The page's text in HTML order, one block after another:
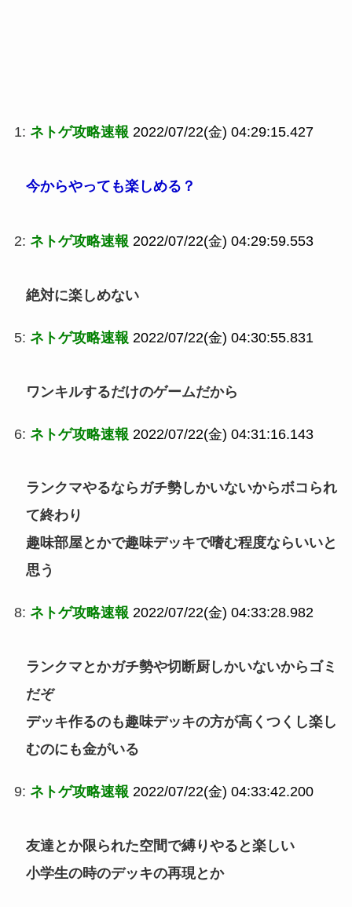
1: ネトゲ攻略速報 2022/07/22(金) 04:29:15.427
今からやっても楽しめる？
2: ネトゲ攻略速報 2022/07/22(金) 04:29:59.553
絶対に楽しめない
5: ネトゲ攻略速報 2022/07/22(金) 04:30:55.831
ワンキルするだけのゲームだから
6: ネトゲ攻略速報 2022/07/22(金) 04:31:16.143
ランクマやるならガチ勢しかいないからボコられ
て終わり
趣味部屋とかで趣味デッキで嗜む程度ならいいと
思う
8: ネトゲ攻略速報 2022/07/22(金) 04:33:28.982
ランクマとかガチ勢や切断厨しかいないからゴミ
だぞ
デッキ作るのも趣味デッキの方が高くつくし楽し
むのにも金がいる
9: ネトゲ攻略速報 2022/07/22(金) 04:33:42.200
友達とか限られた空間で縛りやると楽しい
小学生の時のデッキの再現とか